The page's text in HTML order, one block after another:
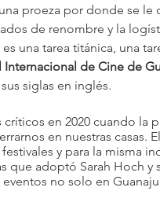
proeza por donde se le
de renombre y la
una tarea titánica, una
Internacional de Cine de
siglas en inglés.
críticos en 2020 cuando la
en nuestras casas.
y para la misma
que adoptó Sarah Hoch
no solo en